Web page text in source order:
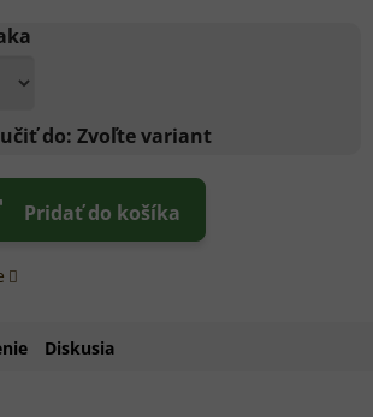
do: Zvoľte variant
Pridať do košíka
Diskusia